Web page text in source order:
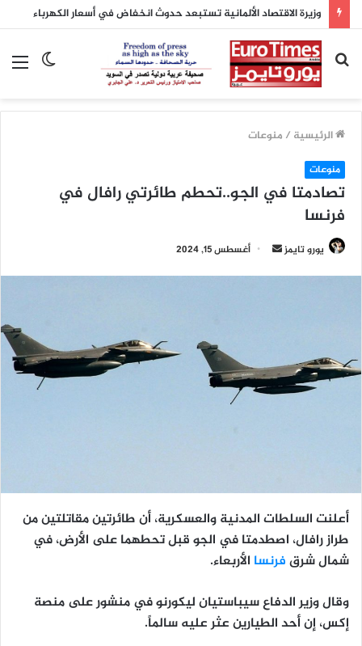
وزيرة الاقتصاد الألمانية تستبعد حدوث انخفاض في أسعار الكهرباء
الوضع
بحث
عن
الرئيسية / منوعات
منوعات
تصادمتا في الجو..تحطم طائرتي رافال في
فرنسا
يورو تايمز
أرسل أغسطس 15, 2024
أعلنت السلطات المدنية والعسكرية، أن طائرتين مقاتلتين من
طراز رافال، اصطدمتا في الجو قبل تحطهما على الأرض، في
شمال شرقفرنسا الأربعاء.
وقال وزير الدفاع سيباستيان ليكورنو في منشور على منصة
إكس، إن أحد الطيارين عثر عليه سالماً.